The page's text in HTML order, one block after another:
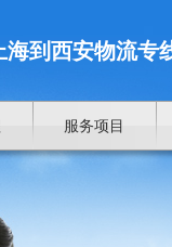
海到西安物流专
服务项目